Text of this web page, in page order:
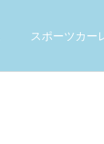
スポーツカー